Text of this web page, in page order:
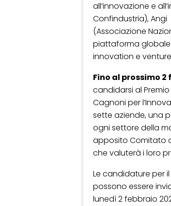
all’innovazione e
Confindustria), Angi
(Associazione
piattaforma
innovation e
Fino al prossimo 2
candidarsi al Premio
Cagnoni per
sette aziende, una
ogni settore della
apposito Comitato
che valuterà i loro
Le candidature per il
possono essere
lunedì 2 febbraio